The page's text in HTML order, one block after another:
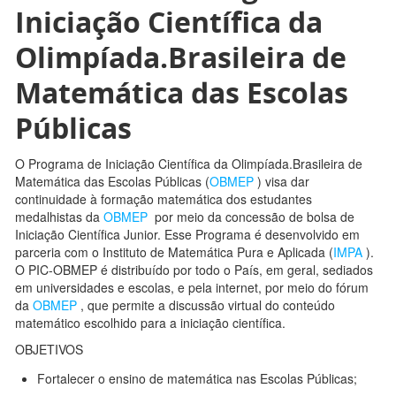
Iniciação Científica da
Olimpíada.Brasileira de
Matemática das Escolas
Públicas
O Programa de Iniciação Científica da Olimpíada.Brasileira de
Matemática das Escolas Públicas (OBMEP ) visa dar
continuidade à formação matemática dos estudantes
medalhistas da OBMEP por meio da concessão de bolsa de
Iniciação Científica Junior. Esse Programa é desenvolvido em
parceria com o Instituto de Matemática Pura e Aplicada (IMPA ).
O PIC-OBMEP é distribuído por todo o País, em geral, sediados
em universidades e escolas, e pela internet, por meio do fórum
da OBMEP , que permite a discussão virtual do conteúdo
matemático escolhido para a iniciação científica.
OBJETIVOS
Fortalecer o ensino de matemática nas Escolas Públicas;